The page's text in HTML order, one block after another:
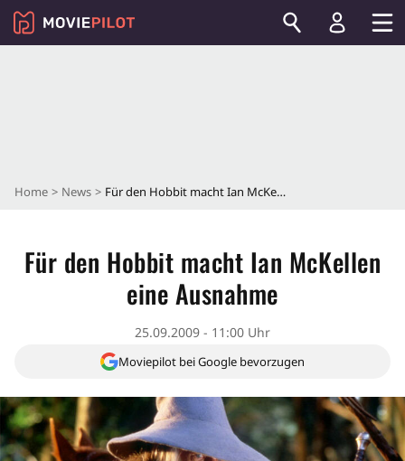
Home News Für den Hobbit macht Ian McKellen eine Ausnahme
Für den Hobbit macht Ian McKellen
eine Ausnahme
25.09.2009 - 11:00 Uhr
Moviepilot bei Google bevorzugen